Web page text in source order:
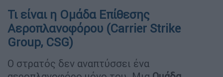
Τι είναι η Ομάδα Επίθεσης
Αεροπλανοφόρου (Carrier Strike
Group, CSG)
Ο στρατός δεν αναπτύσσει ένα